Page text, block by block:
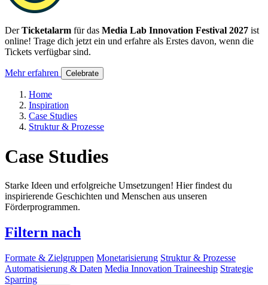
DerTicketalarm für das Media Lab Innovation Festival 2027 ist
online! Trage dich jetzt ein und erfahre als Erstes davon, wenn die
Tickets verfügbar sind.
Mehr erfahren Celebrate
Home
Inspiration
Case Studies
Struktur & Prozesse
Case Studies
Starke Ideen und erfolgreiche Umsetzungen! Hier findest du
inspirierende Geschichten und Menschen aus unseren
Förderprogrammen.
Filtern nach
Formate & Zielgruppen Monetarisierung Struktur & Prozesse
Automatisierung & Daten Media Innovation Traineeship Strategie
Sparring